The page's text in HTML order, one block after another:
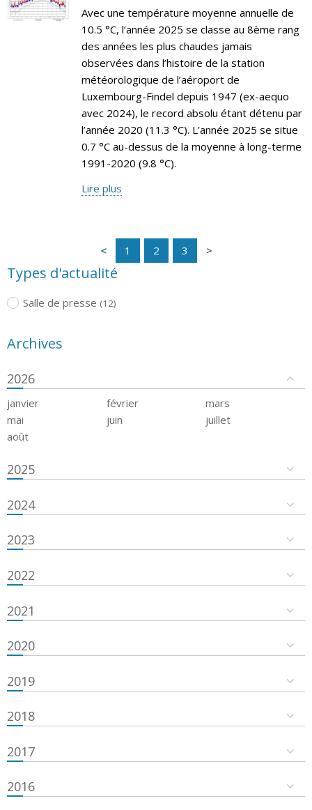
Avec une température moyenne annuelle de
10.5 °C, l’année 2025 se classe au 8ème rang
des années les plus chaudes jamais
observées dans l’histoire de la station
météorologique de l’aéroport de
Luxembourg-Findel depuis 1947 (ex-aequo
avec 2024), le record absolu étant détenu par
l’année 2020 (11.3 °C). L’année 2025 se situe
0.7 °C au-dessus de la moyenne à long-terme
1991-2020 (9.8 °C).
Lire plus
1 2 3
Types d'actualité
Salle de presse (12)
Archives
2026
janvier février
mars
mai
juin
juillet
août
2025
2024
2023
2022
2021
2020
2019
2018
2017
2016